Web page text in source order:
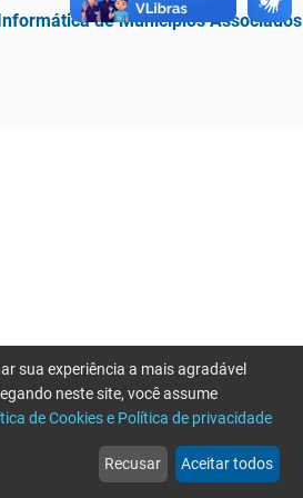
de Municípios Associados
web
Notícias
more_horiz
Mais
sua experiência a mais agradável
neste site, você assume
de Cookies e Política de privacidade
Recusar Aceitar todos
por favor tente novamente